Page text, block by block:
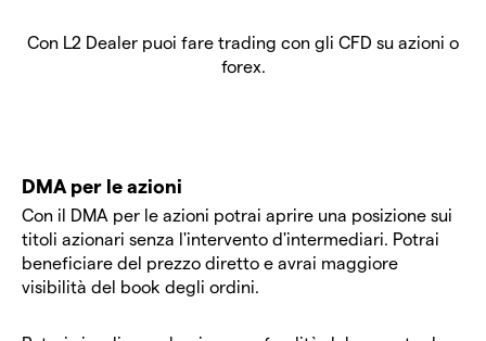
Con L2 Dealer puoi fare trading con gli CFD su azioni o
forex.
DMA per le azioni
Con il DMA per le azioni potrai aprire una posizione sui
titoli azionari senza l'intervento d'intermediari. Potrai
beneficiare del prezzo diretto e avrai maggiore
visibilità del book degli ordini.